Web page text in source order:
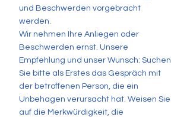
und Beschwerden vorgebracht
werden.
Wir nehmen Ihre Anliegen oder
Beschwerden ernst. Unsere
Empfehlung und unser Wunsch: Suchen
Sie bitte als Erstes das Gespräch mit
der betroffenen Person, die ein
Unbehagen verursacht hat. Weisen Sie
auf die Merkwürdigkeit, die